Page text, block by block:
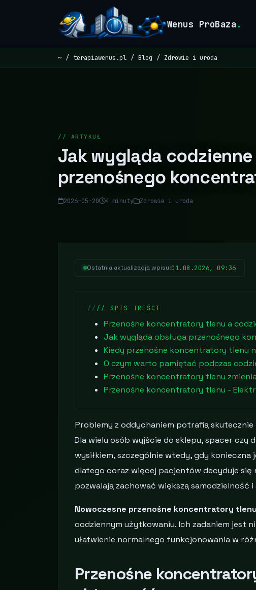
Wenus ProBaza.
~ terapiawenus.pl Blog Zdrowie i uroda
// ARTYKUŁ
Jak wygląda
przenośnego
2026-05-20 4 minuty Zdrowie i uroda
Ostatnia aktualizacja wpisu:01.08.2026, 09:36
// SPIS TREŚCI
Przenośne koncentratory tlenu a
Jak wygląda obsługa przenośnego
Kiedy przenośne koncentratory tlenu
O czym warto pamiętać podczas
Przenośne koncentratory tlenu
Przenośne koncentratory tlenu -
Problemy z oddychaniem potrafią
Dla wielu osób wyjście do sklepu, spacer czy
wysiłkiem, szczególnie wtedy, gdy
dlatego coraz więcej pacjentów decyduje się
pozwalają zachować większą samodzielność
Nowoczesne przenośne koncentratory tlenu
codziennym użytkowaniu. Ich zadaniem jest
ułatwienie normalnego funkcjonowania w
Przenośne